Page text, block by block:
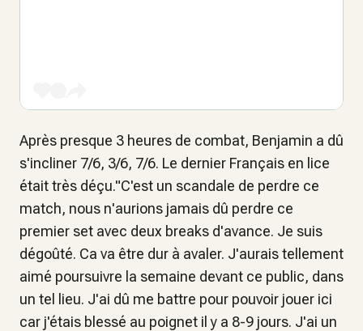
Après presque 3 heures de combat, Benjamin a dû
s'incliner 7/6, 3/6, 7/6. Le dernier Français en lice
était très déçu."C'est un scandale de perdre ce
match, nous n'aurions jamais dû perdre ce
premier set avec deux breaks d'avance. Je suis
dégoûté. Ca va être dur à avaler. J'aurais tellement
aimé poursuivre la semaine devant ce public, dans
un tel lieu. J'ai dû me battre pour pouvoir jouer ici
car j'étais blessé au poignet il y a 8-9 jours. J'ai un